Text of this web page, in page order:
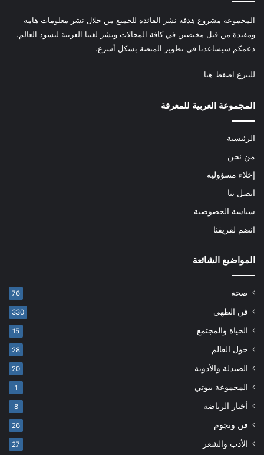
المجموعة مشروع هدفه نشر الفائدة للجميع من خلال نشر معلومات هامة
ومفيدة من قبل مختصين في كافة المجالات ونشر لغتنا العربية لتسود العالم.
دعمكم سيساعدنا في تطوير المنصة بشكل أسرع.
للتبرع اضغط هنا
المجموعة العربية للمعرفة
الرئيسية
من نحن
إخلاء مسؤولية
اتصل بنا
سياسة الخصوصية
انضم لفريقنا
المواضيع الشائعة
صحة 76
فن الطهي 330
الحياة والمجتمع 15
حول العالم 28
الصيدلة والأدوية 20
المجموعة بيوتي 1
أخبار الرياضة 8
فن ونجوم 26
الأدب والشعر 27